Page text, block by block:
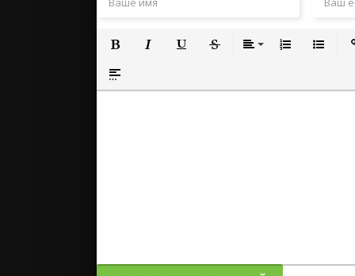
Полужирный
Вставка спойлера